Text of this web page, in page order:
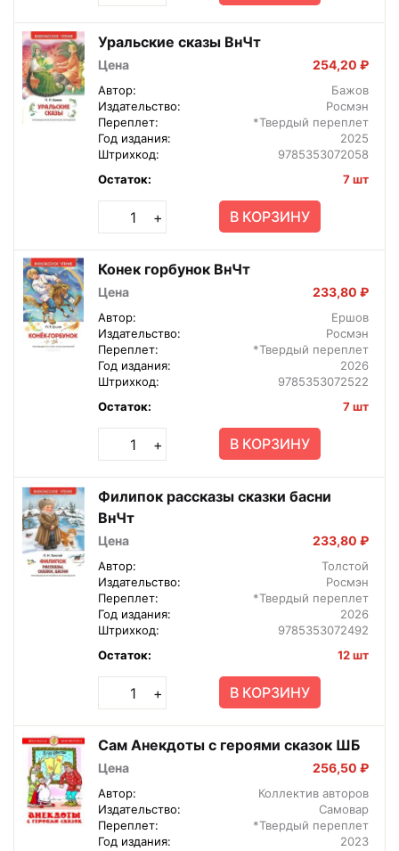
Уральские сказы ВнЧт
Цена 254,20 ₽
Автор:
Бажов
Издательство:
Росмэн
Переплет:
*Твердый переплет
Год издания:
2025
Штрихкод:
9785353072058
Остаток:
7 шт
+ В КОРЗИНУ
Конек горбунок ВнЧт
Цена 233,80 ₽
Автор:
Ершов
Издательство:
Росмэн
Переплет:
*Твердый переплет
Год издания:
2026
Штрихкод:
9785353072522
Остаток:
7 шт
+ В КОРЗИНУ
Филипок рассказы сказки басни
ВнЧт
Цена 233,80 ₽
Автор:
Толстой
Издательство:
Росмэн
Переплет:
*Твердый переплет
Год издания:
2026
Штрихкод:
9785353072492
Остаток:
12 шт
+ В КОРЗИНУ
Сам Анекдоты с героями сказок ШБ
Цена 256,50 ₽
Автор:
Коллектив авторов
Издательство:
Самовар
Переплет:
*Твердый переплет
Год издания:
2023